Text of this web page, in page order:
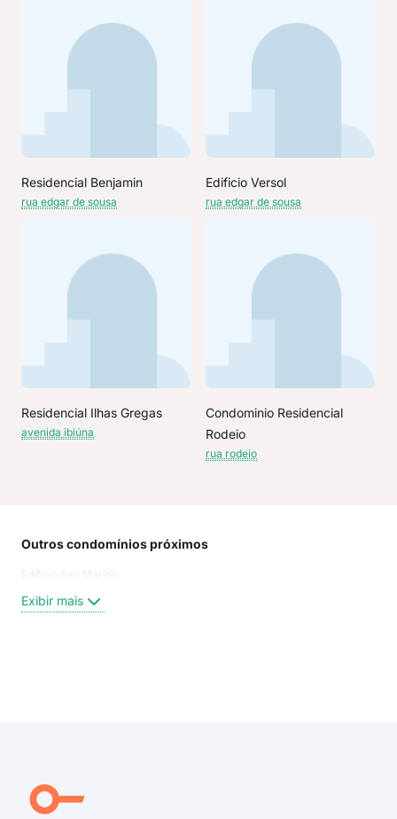
Residencial Benjamin
rua edgar de sousa
Edificio Versol
rua edgar de sousa
Residencial Ilhas Gregas
avenida ibiúna
Condominio Residencial
Rodeio
rua rodeio
Outros condomínios próximos
Edificio San Marino
Exibir mais